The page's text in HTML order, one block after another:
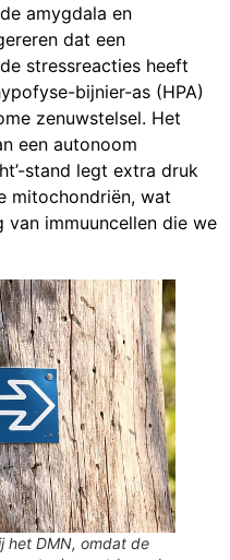
amygdala en
dat een
stressreacties heeft
bijnier-as (HPA)
zenuwstelsel. Het
een autonoom
stand legt extra druk
mitochondriën, wat
immuuncellen die we
het DMN, omdat de